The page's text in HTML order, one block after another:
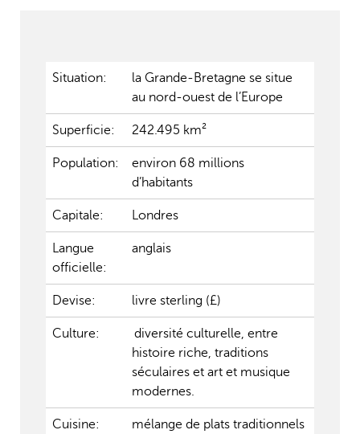
Situation:
la Grande-Bretagne se situe
au nord-ouest de l’Europe
Superficie: 242.495 km²
Population:
environ 68 millions
d’habitants
Capitale: Londres
Langue
officielle:
anglais
Devise: livre sterling (£)
Culture:
diversité culturelle, entre
histoire riche, traditions
séculaires et art et musique
modernes.
Cuisine: mélange de plats traditionnels